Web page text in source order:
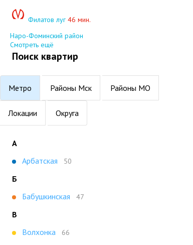
Филатов луг 46 мин.
Наро-Фоминский район
Смотреть ещё
Поиск квартир
Метро Районы Мск Районы МО
Локации Округа
А
Арбатская
50
Б
Бабушкинская
47
В
Волхонка
66